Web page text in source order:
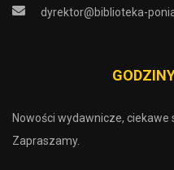
dyrektor@biblioteka-
Nowości wydawnicze, ciekawe
Zapraszamy.